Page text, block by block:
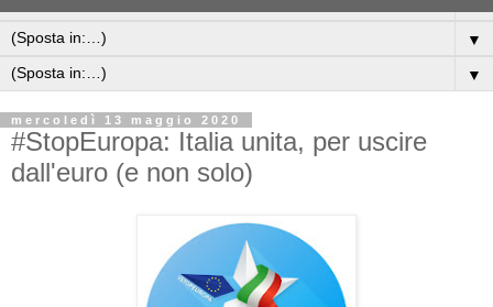
▼
▼
mercoledì 13 maggio 2020
#StopEuropa: Italia unita, per uscire
dall'euro (e non solo)